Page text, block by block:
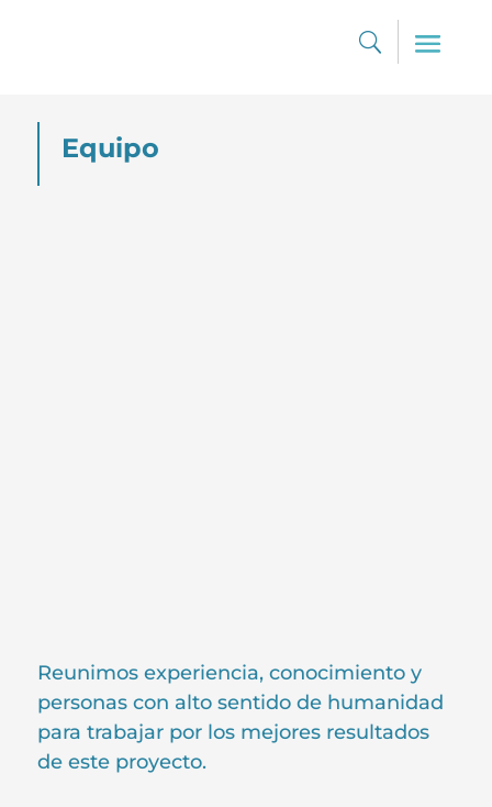
Equipo
Reunimos experiencia, conocimiento y
personas con alto sentido de humanidad
para trabajar por los mejores resultados
de este proyecto.